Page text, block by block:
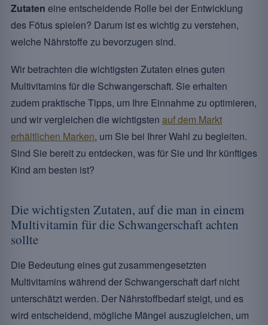
Zutaten eine entscheidende Rolle bei der Entwicklung
des Fötus spielen? Darum ist es wichtig zu verstehen,
welche Nährstoffe zu bevorzugen sind.
Wir betrachten die wichtigsten Zutaten eines guten
Multivitamins für die Schwangerschaft. Sie erhalten
zudem praktische Tipps, um Ihre Einnahme zu optimieren,
und wir vergleichen die wichtigsten auf dem Markt
erhältlichen Marken, um Sie bei Ihrer Wahl zu begleiten.
Sind Sie bereit zu entdecken, was für Sie und Ihr künftiges
Kind am besten ist?
Die wichtigsten Zutaten, auf die man in einem
Multivitamin für die Schwangerschaft achten
sollte
Die Bedeutung eines gut zusammengesetzten
Multivitamins während der Schwangerschaft darf nicht
unterschätzt werden. Der Nährstoffbedarf steigt, und es
wird entscheidend, mögliche Mängel auszugleichen, um